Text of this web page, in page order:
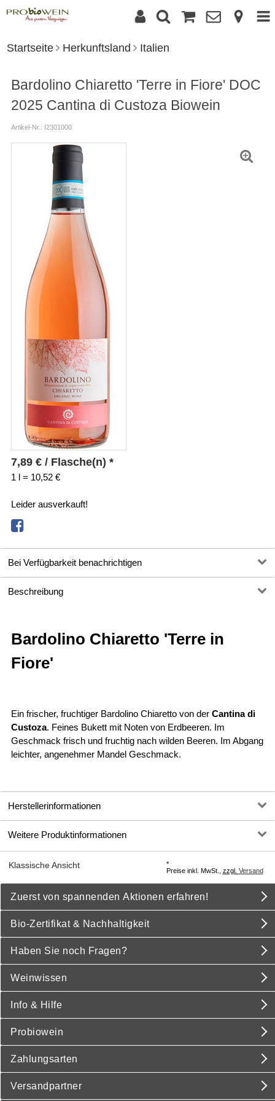
Startseite Herkunftsland Italien
Bardolino Chiaretto 'Terre in Fiore' DOC
2025 Cantina di Custoza Biowein
Artikel-Nr.: I2301000
7,89 €/ Flasche(n) *
1 l = 10,52 €
Leider ausverkauft!
Bei Verfügbarkeit benachrichtigen
Beschreibung
Bardolino Chiaretto 'Terre in
Fiore'
Ein frischer, fruchtiger Bardolino Chiaretto von der Cantina di
Custoza. Feines Bukett mit Noten von Erdbeeren. Im
Geschmack frisch und fruchtig nach wilden Beeren. Im Abgang
leichter, angenehmer Mandel Geschmack.
Herstellerinformationen
Weitere Produktinformationen
Klassische Ansicht
*
Preise inkl. MwSt., zzgl. Versand
Zuerst von spannenden Aktionen erfahren!
Bio-Zertifikat & Nachhaltigkeit
Haben Sie noch Fragen?
Weinwissen
Info & Hilfe
Probiowein
Zahlungsarten
Versandpartner